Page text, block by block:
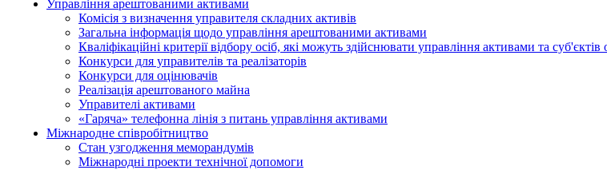
Управління арештованими активами
Комісія з визначення управителя складних активів
Загальна інформація щодо управління арештованими активами
Кваліфікаційні критерії відбору осіб, які можуть здiйснювати управління активами та
Конкурси для управителів та реалізаторів
Конкурси для оцінювачів
Реалізація арештованого майна
Управителі активами
«Гаряча» телефонна лінія з питань управління активами
Міжнародне співробітництво
Стан узгодження меморандумів
Міжнародні проекти технічної допомоги